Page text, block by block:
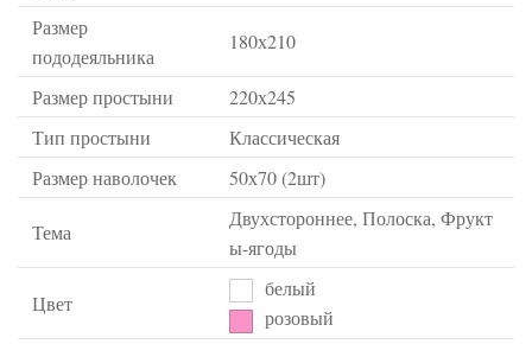
Размер
пододеяльника
180х210
Размер простыни
220х245
Тип простыни
Классическая
Размер наволочек
50х70 (2шт)
Тема
Двухстороннее, Полоска, Фрукт
ы-ягоды
Цвет
белый
розовый